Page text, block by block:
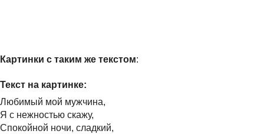
Картинки с таким же текстом:
Текст на картинке:
Любимый мой мужчина,
Я с нежностью скажу,
Спокойной ночи, сладкий,